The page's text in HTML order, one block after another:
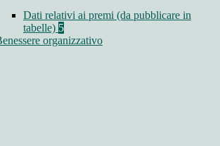
Dati relativi ai premi (da pubblicare in
tabelle) 5
organizzativo